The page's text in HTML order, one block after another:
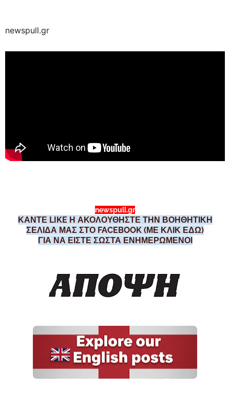
newspull.gr
newspull.gr
ΚΑΝΤΕ LIKE Η ΑΚΟΛΟΥΘΗΣΤΕ ΤΗΝ ΒΟΗΘΗΤΙΚΗ
ΣΕΛΙΔΑ ΜΑΣ ΣΤΟ FACEBOOK (ΜΕ ΚΛΙΚ ΕΔΩ)
ΓΙΑ ΝΑ ΕΙΣΤΕ ΣΩΣΤΑ ΕΝΗΜΕΡΩΜΕΝΟΙ